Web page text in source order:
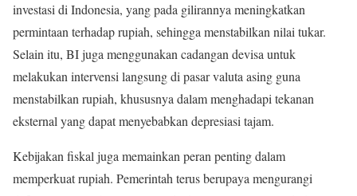
investasi di Indonesia, yang pada gilirannya meningkatkan
permintaan terhadap rupiah, sehingga menstabilkan nilai tukar.
Selain itu, BI juga menggunakan cadangan devisa untuk
melakukan intervensi langsung di pasar valuta asing guna
menstabilkan rupiah, khususnya dalam menghadapi tekanan
eksternal yang dapat menyebabkan depresiasi tajam.
Kebijakan fiskal juga memainkan peran penting dalam
memperkuat rupiah. Pemerintah terus berupaya mengurangi